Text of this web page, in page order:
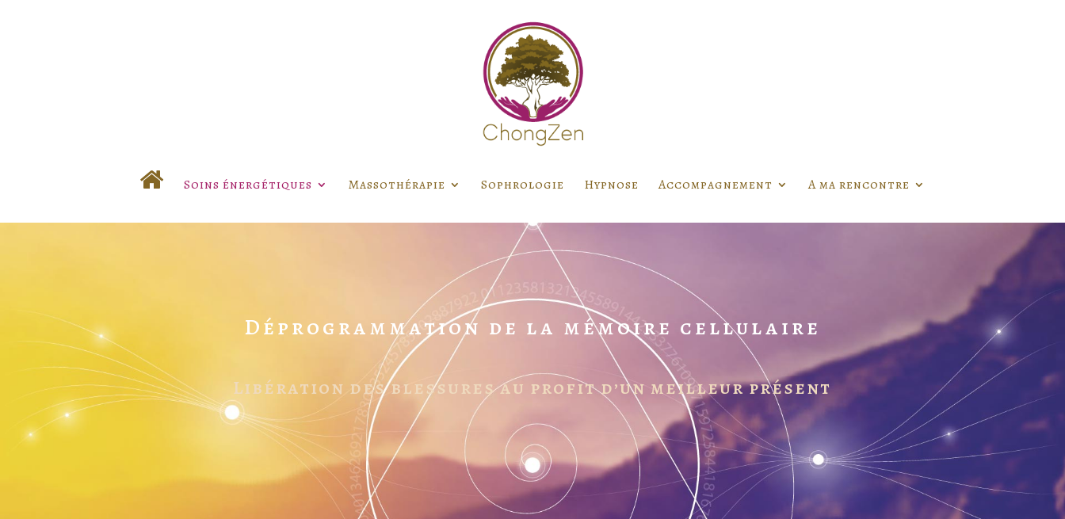
Soins énergétiques Massothérapie Sophrologie Hypnose Accompagnement A ma rencontre
Déprogrammation de la mémoire cellulaire
Libération des blessures au profit d’un meilleur présent